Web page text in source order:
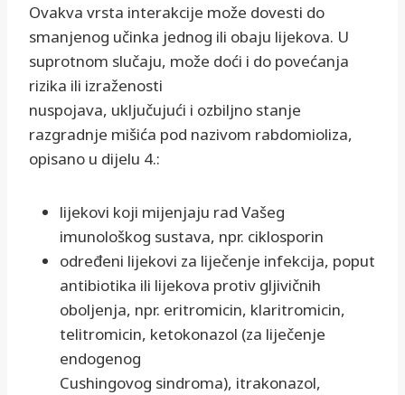
Ovakva vrsta interakcije može dovesti do
smanjenog učinka jednog ili obaju lijekova. U
suprotnom slučaju, može doći i do povećanja
rizika ili izraženosti
nuspojava, uključujući i ozbiljno stanje
razgradnje mišića pod nazivom rabdomioliza,
opisano u dijelu 4.:
lijekovi koji mijenjaju rad Vašeg
imunološkog sustava, npr. ciklosporin
određeni lijekovi za liječenje infekcija, poput
antibiotika ili lijekova protiv gljivičnih
oboljenja, npr. eritromicin, klaritromicin,
telitromicin, ketokonazol (za liječenje
endogenog
Cushingovog sindroma), itrakonazol,